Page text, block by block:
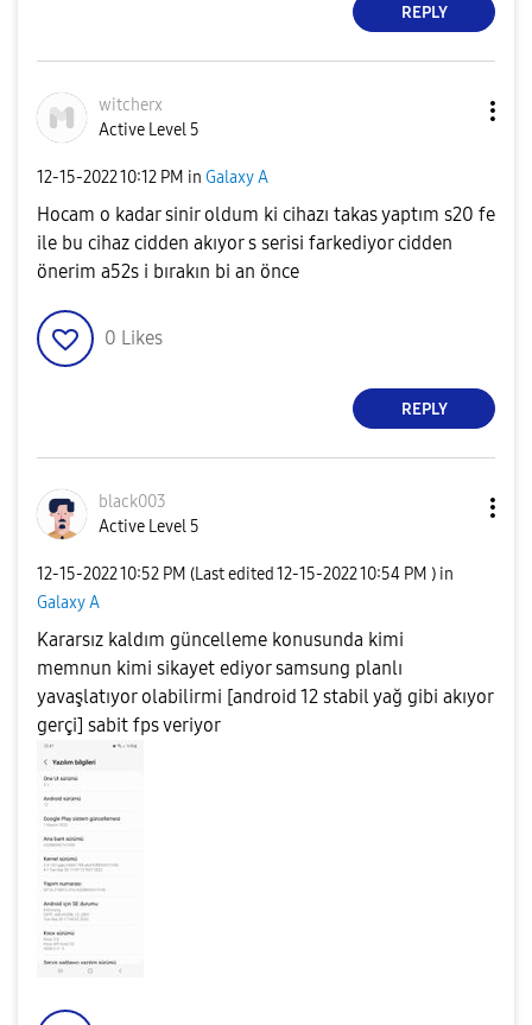
REPLY
witcherx
Active Level 5
‎12-15-202210:12 PM in Galaxy A
Hocam o kadar sinir oldum ki cihazı takas yaptım s20 fe
ile bu cihaz cidden akıyor s serisi farkediyor cidden
önerim a52s i bırakın bi an önce
0 Likes
REPLY
black003
Active Level 5
‎12-15-202210:52 PM (Last edited ‎12-15-202210:54 PM ) in
Galaxy A
Kararsız kaldım güncelleme konusunda kimi
memnun kimi sikayet ediyor samsung planlı
yavaşlatıyor olabilirmi [android 12 stabil yağ gibi akıyor
gerçi] sabit fps veriyor